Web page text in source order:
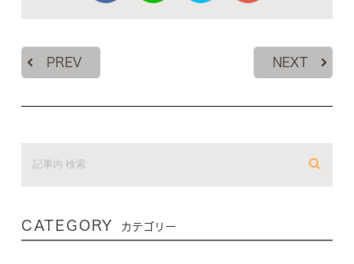
PREV NEXT
CATEGORY カテゴリー